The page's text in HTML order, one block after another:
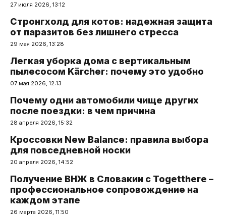
27 июля 2026, 13:12
Стронгхолд для котов: надежная защита
от паразитов без лишнего стресса
29 мая 2026, 13:28
Легкая уборка дома с вертикальным
пылесосом Kärcher: почему это удобно
07 мая 2026, 12:13
Почему одни автомобили чище других
после поездки: в чем причина
28 апреля 2026, 15:32
Кроссовки New Balance: правила выбора
для повседневной носки
20 апреля 2026, 14:52
Получение ВНЖ в Словакии с Togetthere –
профессиональное сопровождение на
каждом этапе
26 марта 2026, 11:50